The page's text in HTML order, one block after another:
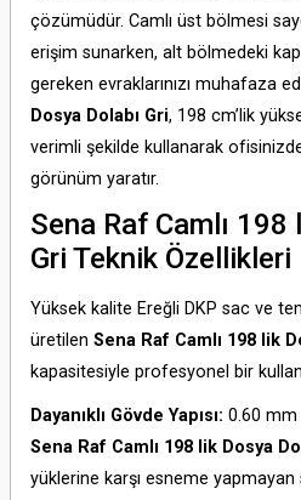
çözümüdür. Camlı üst bölmesi
erişim sunarken, alt bölmedeki
gereken evraklarınızı muhafaza
Dosya Dolabı Gri, 198 cm’lik
verimli şekilde kullanarak
görünüm yaratır.
Sena Raf Camlı 198
Gri Teknik Özellikleri
Yüksek kalite Ereğli DKP sac ve
üretilen Sena Raf Camlı 198 lik
kapasitesiyle profesyonel bir
Dayanıklı Gövde Yapısı: 0.60 mm
Sena Raf Camlı 198 lik Dosya
yüklerine karşı esneme